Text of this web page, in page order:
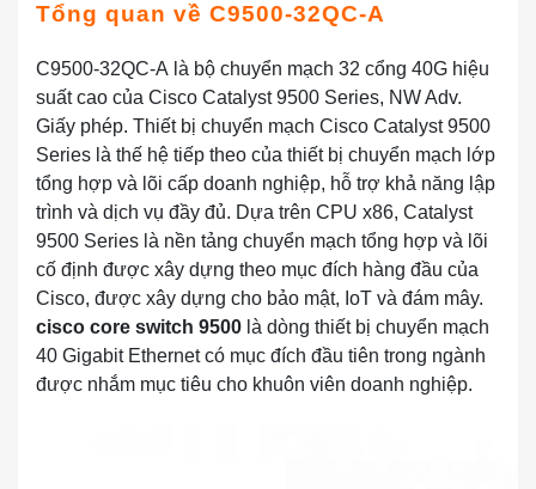
Tổng quan về C9500-32QC-A
C9500-32QC-A là bộ chuyển mạch 32 cổng 40G hiệu
suất cao của Cisco Catalyst 9500 Series, NW Adv.
Giấy phép. Thiết bị chuyển mạch Cisco Catalyst 9500
Series là thế hệ tiếp theo của thiết bị chuyển mạch lớp
tổng hợp và lõi cấp doanh nghiệp, hỗ trợ khả năng lập
trình và dịch vụ đầy đủ. Dựa trên CPU x86, Catalyst
9500 Series là nền tảng chuyển mạch tổng hợp và lõi
cố định được xây dựng theo mục đích hàng đầu của
Cisco, được xây dựng cho bảo mật, IoT và đám mây.
cisco core switch 9500 là dòng thiết bị chuyển mạch
40 Gigabit Ethernet có mục đích đầu tiên trong ngành
được nhắm mục tiêu cho khuôn viên doanh nghiệp.